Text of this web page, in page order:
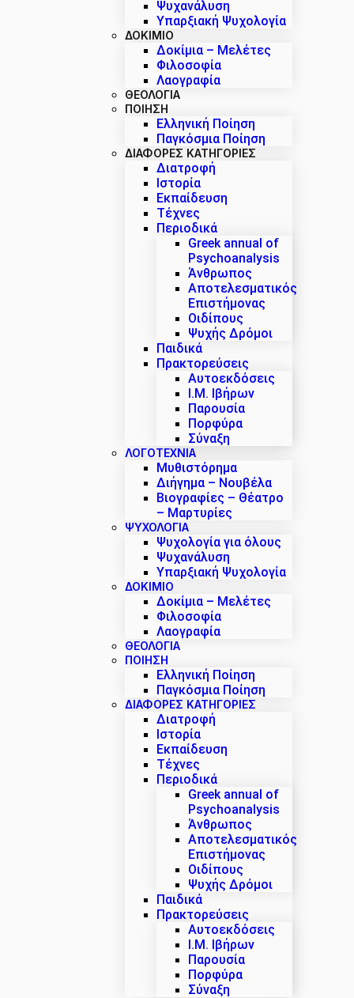
Ψυχανάλυση
Υπαρξιακή Ψυχολογία
ΔΟΚΊΜΙΟ
Δοκίμια – Μελέτες
Φιλοσοφία
Λαογραφία
ΘΕΟΛΟΓΙΑ
ΠΟΙΗΣΗ
Ελληνική Ποίηση
Παγκόσμια Ποίηση
ΔΙΑΦΟΡΕΣ ΚΑΤΗΓΟΡΙΕΣ
Διατροφή
Ιστορία
Εκπαίδευση
Τέχνες
Περιοδικά
Greek annual of
Psychoanalysis
Άνθρωπος
Αποτελεσματικός
Επιστήμονας
Οιδίπους
Ψυχής Δρόμοι
Παιδικά
Πρακτoρεύσεις
Αυτοεκδόσεις
Ι.Μ. Ιβήρων
Παρουσία
Πορφύρα
Σύναξη
ΛΟΓΟΤΕΧΝΙΑ
Μυθιστόρημα
Διήγημα – Νουβέλα
Βιογραφίες – Θέατρο
– Μαρτυρίες
ΨΥΧΟΛΟΓΙΑ
Ψυχολογία για όλους
Ψυχανάλυση
Υπαρξιακή Ψυχολογία
ΔΟΚΊΜΙΟ
Δοκίμια – Μελέτες
Φιλοσοφία
Λαογραφία
ΘΕΟΛΟΓΙΑ
ΠΟΙΗΣΗ
Ελληνική Ποίηση
Παγκόσμια Ποίηση
ΔΙΑΦΟΡΕΣ ΚΑΤΗΓΟΡΙΕΣ
Διατροφή
Ιστορία
Εκπαίδευση
Τέχνες
Περιοδικά
Greek annual of
Psychoanalysis
Άνθρωπος
Αποτελεσματικός
Επιστήμονας
Οιδίπους
Ψυχής Δρόμοι
Παιδικά
Πρακτoρεύσεις
Αυτοεκδόσεις
Ι.Μ. Ιβήρων
Παρουσία
Πορφύρα
Σύναξη